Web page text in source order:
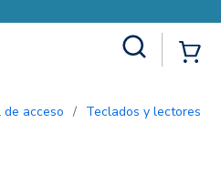
de acceso / Teclados y lectores